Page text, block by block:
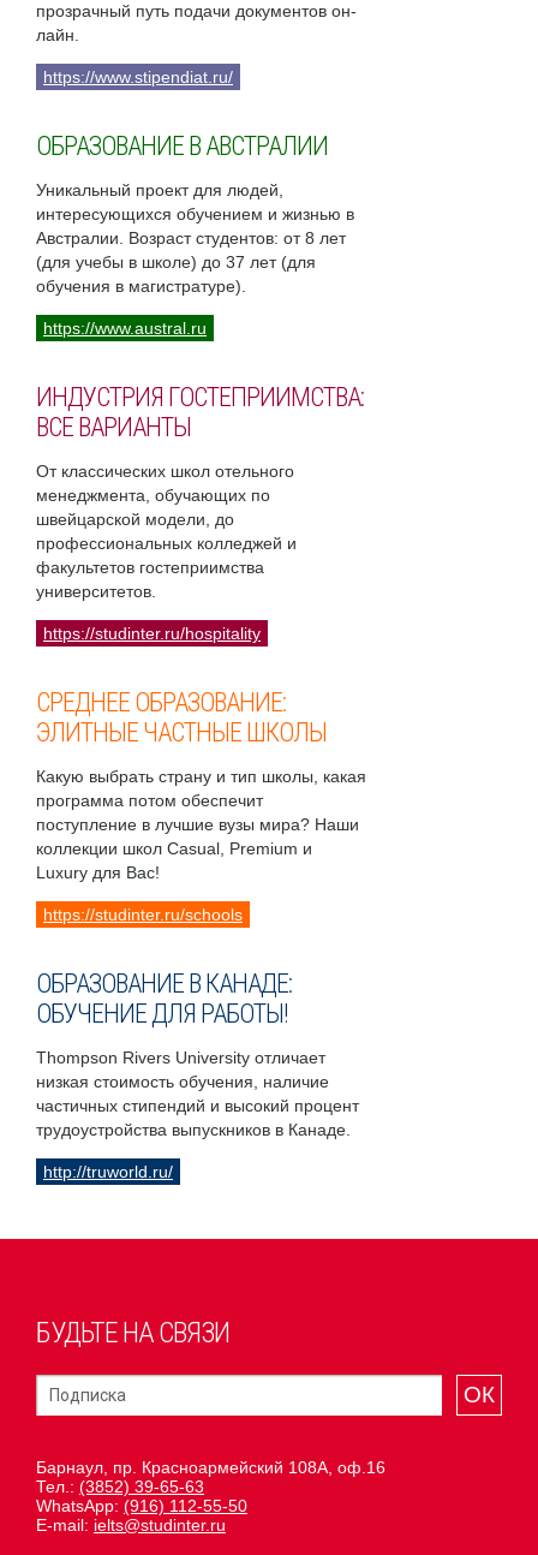
прозрачный путь подачи документов он-
лайн.
https://www.stipendiat.ru/
ОБРАЗОВАНИЕ В АВСТРАЛИИ
Уникальный проект для людей,
интересующихся обучением и жизнью в
Австралии. Возраст студентов: от 8 лет
(для учебы в школе) до 37 лет (для
обучения в магистратуре).
https://www.austral.ru
ИНДУСТРИЯ ГОСТЕПРИИМСТВА:
ВСЕ ВАРИАНТЫ
От классических школ отельного
менеджмента, обучающих по
швейцарской модели, до
профессиональных колледжей и
факультетов гостеприимства
университетов.
https://studinter.ru/hospitality
СРЕДНЕЕ ОБРАЗОВАНИЕ:
ЭЛИТНЫЕ ЧАСТНЫЕ ШКОЛЫ
Какую выбрать страну и тип школы, какая
программа потом обеспечит
поступление в лучшие вузы мира? Наши
коллекции школ Casual, Premium и
Luxury для Вас!
https://studinter.ru/schools
ОБРАЗОВАНИЕ В КАНАДЕ:
ОБУЧЕНИЕ ДЛЯ РАБОТЫ!
Thompson Rivers University отличает
низкая стоимость обучения, наличие
частичных стипендий и высокий процент
трудоустройства выпускников в Канаде.
http://truworld.ru/
БУДЬТЕ НА СВЯЗИ
ОК
Барнаул, пр. Красноармейский 108А, оф.16
Тел.: (3852) 39-65-63
WhatsApp: (916) 112-55-50
E-mail: ielts@studinter.ru